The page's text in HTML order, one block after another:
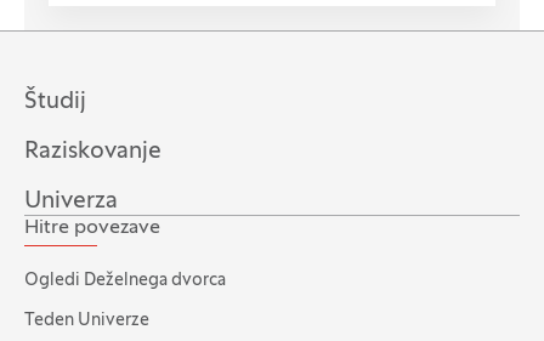
Študij
Raziskovanje
Univerza
Hitre povezave
Ogledi Deželnega dvorca
Teden Univerze